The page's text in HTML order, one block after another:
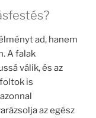
ad, hanem
A falak
válik, és az
is
az egész